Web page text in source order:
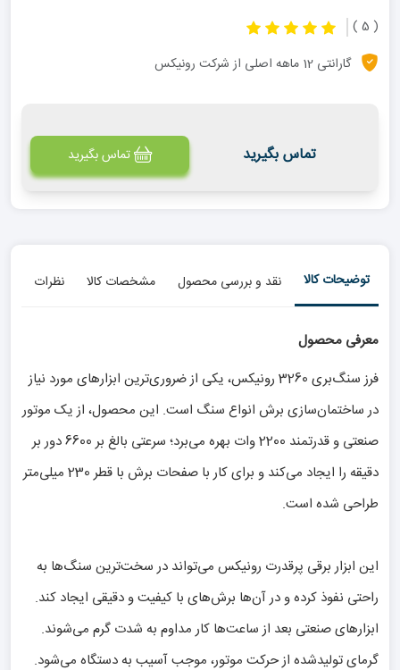
( 5 )
گارانتی 12 ماهه اصلی از شرکت رونیکس
تماس بگیرید تماس بگیرید
توضیحات کالا نقد و بررسی محصول مشخصات کالا نظرات
معرفی محصول
فرز سنگ‌بری 3260 رونیکس، یکی از ضروری‌ترین ابزارهای مورد نیاز
در ساختمان‌سازی برش انواع سنگ است. این محصول، از یک موتور
صنعتی و قدرتمند 2200 وات بهره می‌برد؛ سرعتی بالغ بر 6600 دور بر
دقیقه را ایجاد می‌کند و برای کار با صفحات برش با قطر 230 میلی‌متر
طراحی شده است.
این ابزار برقی پرقدرت رونیکس می‌تواند در سخت‌ترین سنگ‌ها به
راحتی نفوذ کرده و در آن‌ها برش‌های با کیفیت و دقیقی ایجاد کند.
ابزارهای صنعتی بعد از ساعت‌ها کار مداوم به شدت گرم می‌شوند.
گرمای تولیدشده از حرکت موتور، موجب آسیب به دستگاه می‌شود.